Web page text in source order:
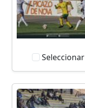
Seleccionar